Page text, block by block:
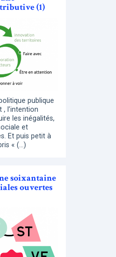
(1)
publique
, l’intention
les inégalités,
et
Et puis petit à
« (…)
soixantaine
ouvertes